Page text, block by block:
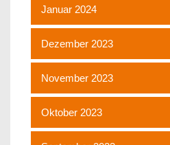
Januar 2024
Dezember 2023
November 2023
Oktober 2023